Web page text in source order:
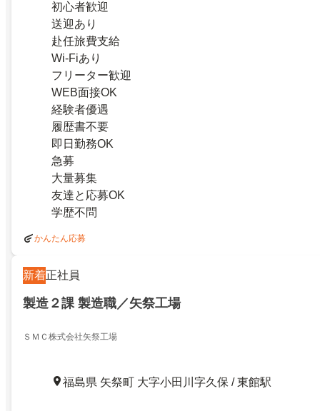
初心者歓迎
送迎あり
赴任旅費支給
Wi-Fiあり
フリーター歓迎
WEB面接OK
経験者優遇
履歴書不要
即日勤務OK
急募
大量募集
友達と応募OK
学歴不問
かんたん応募
新着正社員
製造２課 製造職／矢祭工場
ＳＭＣ株式会社矢祭工場
福島県 矢祭町 大字小田川字久保 / 東館駅